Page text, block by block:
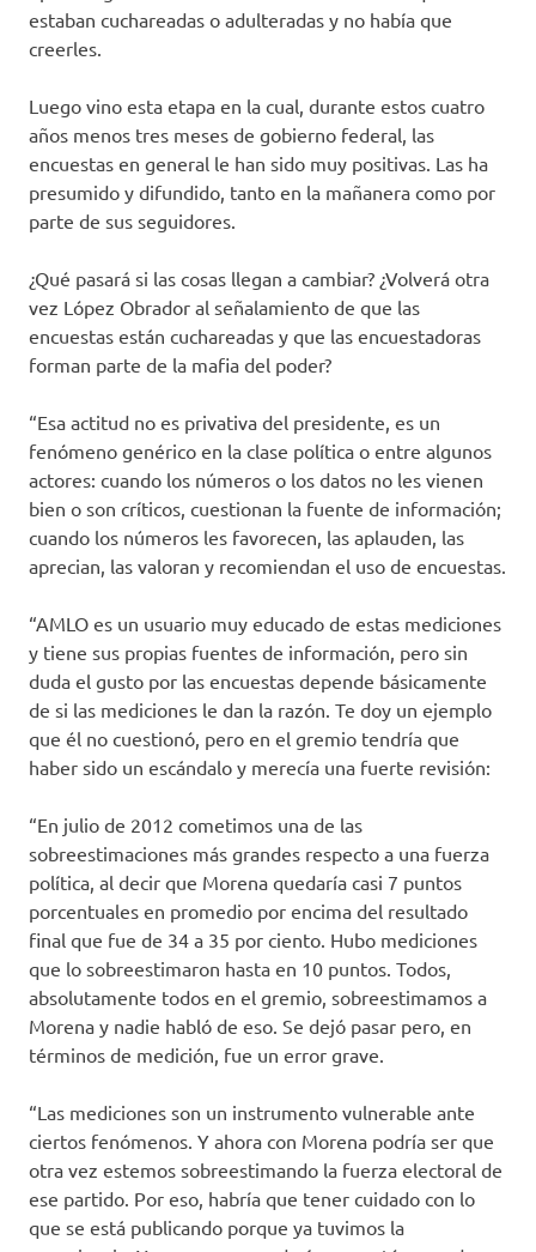
estaban cuchareadas o adulteradas y no había que
creerles.
Luego vino esta etapa en la cual, durante estos cuatro
años menos tres meses de gobierno federal, las
encuestas en general le han sido muy positivas. Las ha
presumido y difundido, tanto en la mañanera como por
parte de sus seguidores.
¿Qué pasará si las cosas llegan a cambiar? ¿Volverá otra
vez López Obrador al señalamiento de que las
encuestas están cuchareadas y que las encuestadoras
forman parte de la mafia del poder?
“Esa actitud no es privativa del presidente, es un
fenómeno genérico en la clase política o entre algunos
actores: cuando los números o los datos no les vienen
bien o son críticos, cuestionan la fuente de información;
cuando los números les favorecen, las aplauden, las
aprecian, las valoran y recomiendan el uso de encuestas.
“AMLO es un usuario muy educado de estas mediciones
y tiene sus propias fuentes de información, pero sin
duda el gusto por las encuestas depende básicamente
de si las mediciones le dan la razón. Te doy un ejemplo
que él no cuestionó, pero en el gremio tendría que
haber sido un escándalo y merecía una fuerte revisión:
“En julio de 2012 cometimos una de las
sobreestimaciones más grandes respecto a una fuerza
política, al decir que Morena quedaría casi 7 puntos
porcentuales en promedio por encima del resultado
final que fue de 34 a 35 por ciento. Hubo mediciones
que lo sobreestimaron hasta en 10 puntos. Todos,
absolutamente todos en el gremio, sobreestimamos a
Morena y nadie habló de eso. Se dejó pasar pero, en
términos de medición, fue un error grave.
“Las mediciones son un instrumento vulnerable ante
ciertos fenómenos. Y ahora con Morena podría ser que
otra vez estemos sobreestimando la fuerza electoral de
ese partido. Por eso, habría que tener cuidado con lo
que se está publicando porque ya tuvimos la